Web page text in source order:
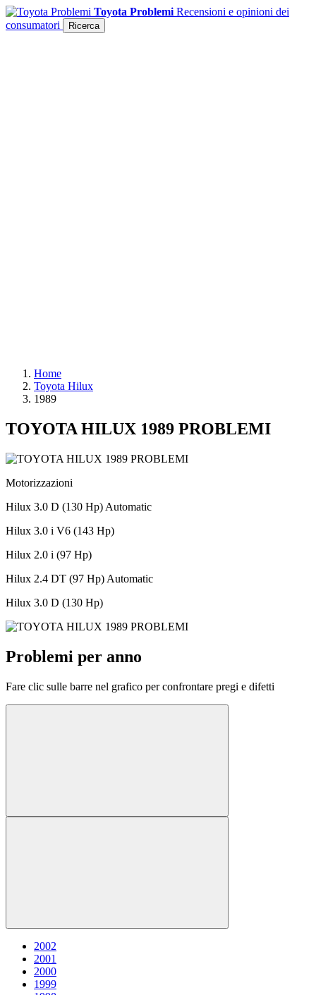
Toyota Problemi Recensioni e opinioni dei
consumatori
Ricerca
Home
Toyota Hilux
1989
TOYOTA HILUX 1989 PROBLEMI
Motorizzazioni
Hilux 3.0 D (130 Hp) Automatic
Hilux 3.0 i V6 (143 Hp)
Hilux 2.0 i (97 Hp)
Hilux 2.4 DT (97 Hp) Automatic
Hilux 3.0 D (130 Hp)
Problemi per anno
Fare clic sulle barre nel grafico per confrontare pregi e difetti
2002
2001
2000
1999